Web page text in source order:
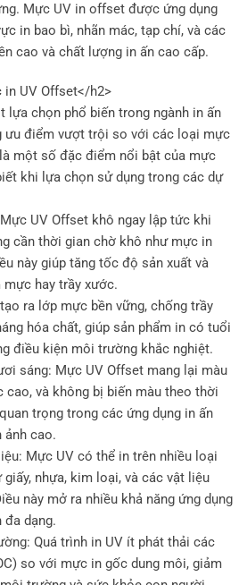
Mực UV in offset được ứng dụng
in bao bì, nhãn mác, tạp chí, và các
cao và chất lượng in ấn cao cấp.
UV Offset</h2>
lựa chọn phổ biến trong ngành in ấn
ưu điểm vượt trội so với các loại mực
một số đặc điểm nổi bật của mực
khi lựa chọn sử dụng trong các dự
UV Offset khô ngay lập tức khi
cần thời gian chờ khô như mực in
này giúp tăng tốc độ sản xuất và
hay trầy xước.
ra lớp mực bền vững, chống trầy
hóa chất, giúp sản phẩm in có tuổi
điều kiện môi trường khắc nghiệt.
sáng: Mực UV Offset mang lại màu
cao, và không bị biến màu theo thời
trọng trong các ứng dụng in ấn
ảnh cao.
Mực UV có thể in trên nhiều loại
nhựa, kim loại, và các vật liệu
này mở ra nhiều khả năng ứng dụng
đa dạng.
Quá trình in UV ít phát thải các
so với mực in gốc dung môi, giảm